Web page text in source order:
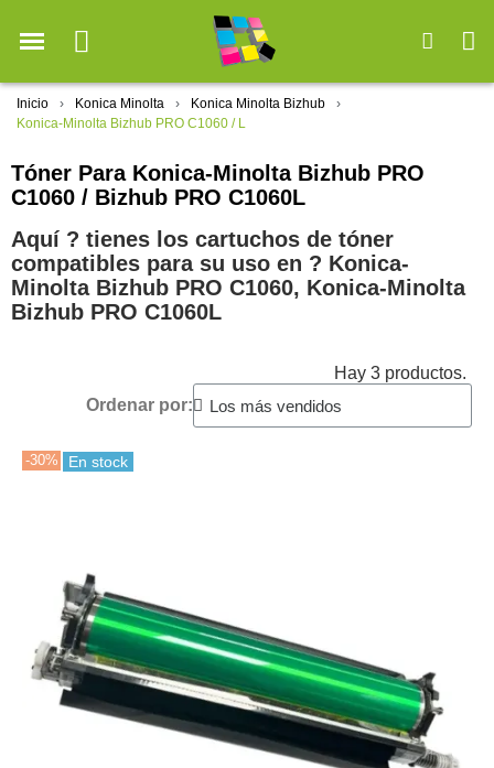
Inicio Konica Minolta
Konica Minolta Bizhub
Konica-Minolta Bizhub PRO C1060 / L
Tóner Para Konica-Minolta Bizhub PRO
C1060 / Bizhub PRO C1060L
Aquí ? tienes los cartuchos de tóner
compatibles para su uso en ?️ Konica-
Minolta Bizhub PRO C1060, Konica-Minolta
Bizhub PRO C1060L
Hay 3 productos.
Ordenar por:
-30% En stock